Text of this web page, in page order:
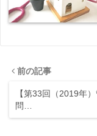
前の記事
【第33回（2019年
問…